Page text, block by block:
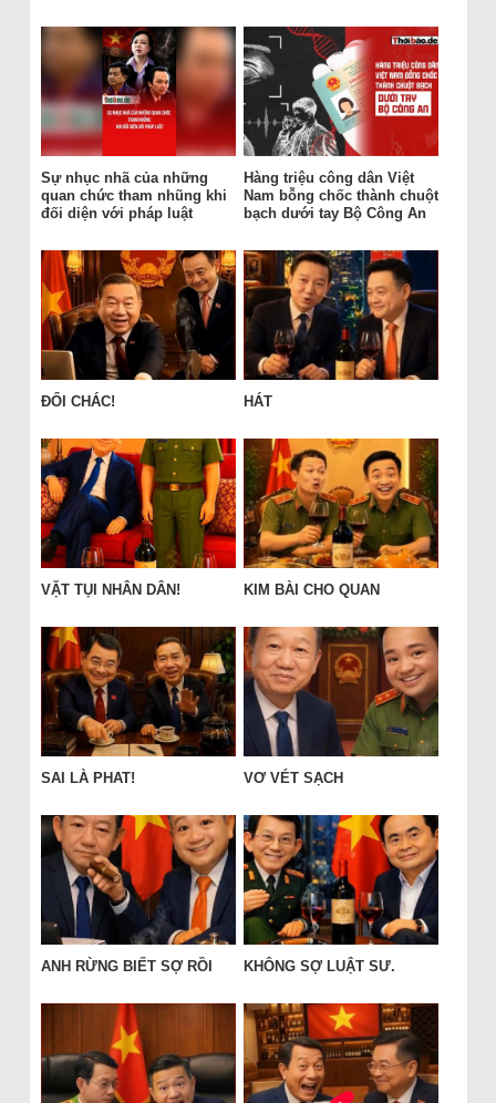
Sự nhục nhã của những
quan chức tham nhũng khi
đối diện với pháp luật
Hàng triệu công dân Việt
Nam bỗng chốc thành chuột
bạch dưới tay Bộ Công An
ĐỔI CHÁC! HÁT
VẶT TỤI NHÂN DÂN! KIM BÀI CHO QUAN
SAI LÀ PHAT! VƠ VÉT SẠCH
ANH RỪNG BIẾT SỢ RỒI KHÔNG SỢ LUẬT SƯ.